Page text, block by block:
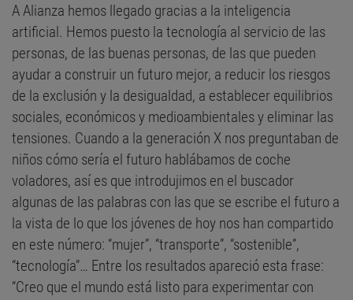
A Alianza hemos llegado gracias a la inteligencia
artificial. Hemos puesto la tecnología al servicio de las
personas, de las buenas personas, de las que pueden
ayudar a construir un futuro mejor, a reducir los riesgos
de la exclusión y la desigualdad, a establecer equilibrios
sociales, económicos y medioambientales y eliminar las
tensiones. Cuando a la generación X nos preguntaban de
niños cómo sería el futuro hablábamos de coche
voladores, así es que introdujimos en el buscador
algunas de las palabras con las que se escribe el futuro a
la vista de lo que los jóvenes de hoy nos han compartido
en este número: “mujer”, “transporte”, “sostenible”,
“tecnología”… Entre los resultados apareció esta frase:
“Creo que el mundo está listo para experimentar con